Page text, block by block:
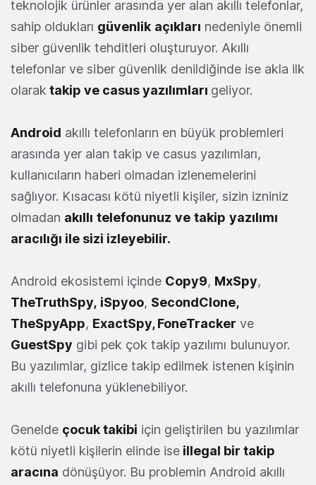
teknolojik ürünler arasında yer alan akıllı telefonlar,
sahip oldukları güvenlik açıkları nedeniyle önemli
siber güvenlik tehditleri oluşturuyor. Akıllı
telefonlar ve siber güvenlik denildiğinde ise akla ilk
olarak takip ve casus yazılımları geliyor.
Android akıllı telefonların en büyük problemleri
arasında yer alan takip ve casus yazılımları,
kullanıcıların haberi olmadan izlenemelerini
sağlıyor. Kısacası kötü niyetli kişiler, sizin izniniz
olmadan akıllı telefonunuz ve takip yazılımı
aracılığı ile sizi izleyebilir.
Android ekosistemi içinde Copy9, MxSpy,
TheTruthSpy, iSpyoo, SecondClone,
TheSpyApp, ExactSpy, FoneTracker ve
GuestSpy gibi pek çok takip yazılımı bulunuyor.
Bu yazılımlar, gizlice takip edilmek istenen kişinin
akıllı telefonuna yüklenebiliyor.
Genelde çocuk takibi için geliştirilen bu yazılımlar
kötü niyetli kişilerin elinde ise illegal bir takip
aracına dönüşüyor. Bu problemin Android akıllı